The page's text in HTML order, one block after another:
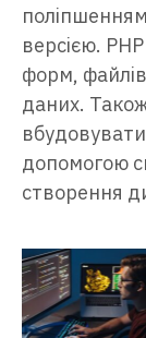
версією.
форм,
даних.
допомогою
створення